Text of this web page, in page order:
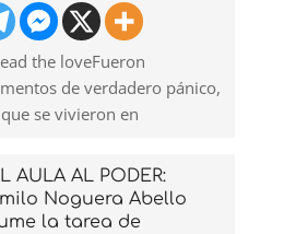
the loveFueron
de verdadero pánico,
se vivieron en
AULA AL PODER:
Noguera Abello
la tarea de